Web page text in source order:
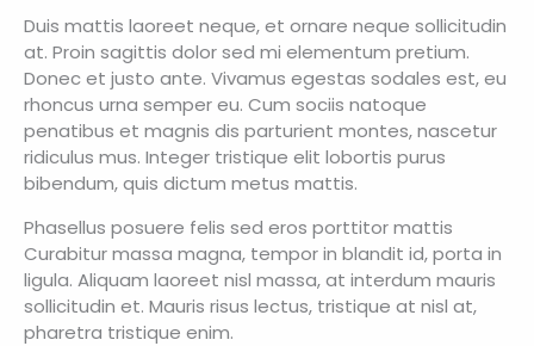
Duis mattis laoreet neque, et ornare neque sollicitudin
at. Proin sagittis dolor sed mi elementum pretium.
Donec et justo ante. Vivamus egestas sodales est, eu
rhoncus urna semper eu. Cum sociis natoque
penatibus et magnis dis parturient montes, nascetur
ridiculus mus. Integer tristique elit lobortis purus
bibendum, quis dictum metus mattis.
Phasellus posuere felis sed eros porttitor mattis
Curabitur massa magna, tempor in blandit id, porta in
ligula. Aliquam laoreet nisl massa, at interdum mauris
sollicitudin et. Mauris risus lectus, tristique at nisl at,
pharetra tristique enim.